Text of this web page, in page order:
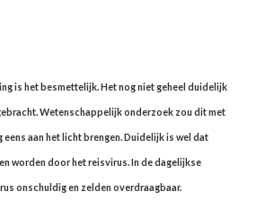
is het besmettelijk. Het nog niet geheel duidelijk
Wetenschappelijk onderzoek zou dit met
aan het licht brengen. Duidelijk is wel dat
worden door het reisvirus. In de dagelijkse
onschuldig en zelden overdraagbaar.